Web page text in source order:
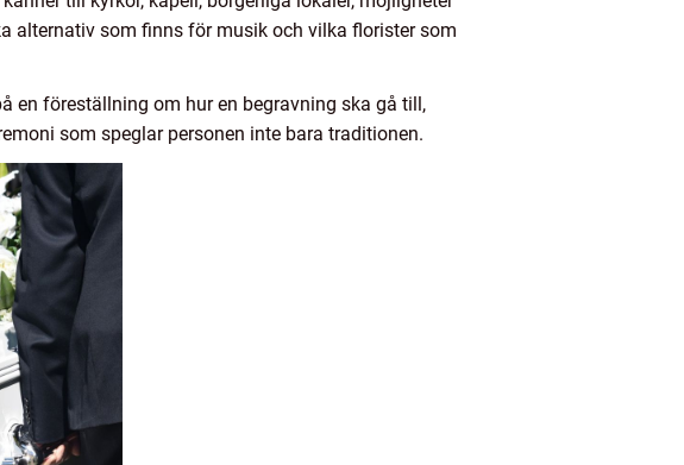
alternativ som finns för musik och vilka florister som
en föreställning om hur en begravning ska gå till,
som speglar personen inte bara traditionen.